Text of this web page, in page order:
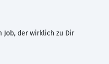
Job, der wirklich zu Dir